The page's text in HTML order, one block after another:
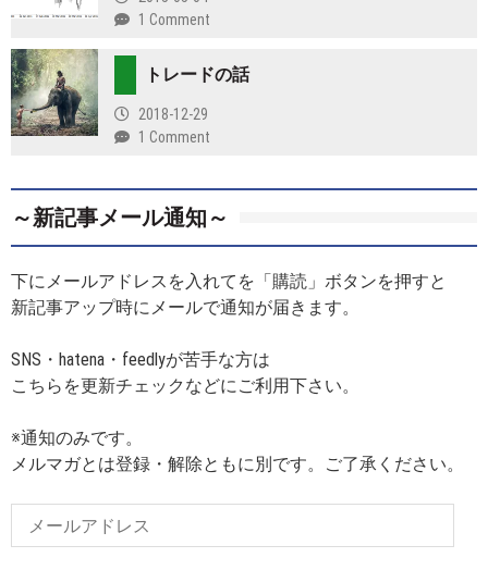
1 Comment
トレードの話
2018-12-29
1 Comment
～新記事メール通知～
下にメールアドレスを入れてを「購読」ボタンを押すと
新記事アップ時にメールで通知が届きます。
SNS・hatena・feedlyが苦手な方は
こちらを更新チェックなどにご利用下さい。
※通知のみです。
メルマガとは登録・解除ともに別です。ご了承ください。
ー